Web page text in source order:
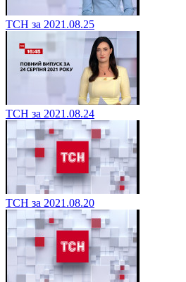
ТСН за 2021.08.25
ТСН за 2021.08.24
ТСН за 2021.08.20